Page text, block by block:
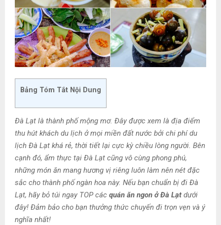
Bảng Tóm Tắt Nội Dung
Đà Lạt là thành phố mộng mơ. Đây được xem là địa điểm
thu hút khách du lịch ở mọi miền đất nước bởi chi phí du
lịch Đà Lạt khá rẻ, thời tiết lại cực kỳ chiều lòng người. Bên
cạnh đó, ẩm thực tại Đà Lạt cũng vô cùng phong phú,
những món ăn mang hương vị riêng luôn làm nên nét đặc
sắc cho thành phố ngàn hoa này. Nếu bạn chuẩn bị đi Đà
Lạt, hãy bỏ túi ngay TOP các quán ăn ngon ở Đà Lạt dưới
đây! Đảm bảo cho bạn thưởng thức chuyến đi trọn vẹn và ý
nghĩa nhất!